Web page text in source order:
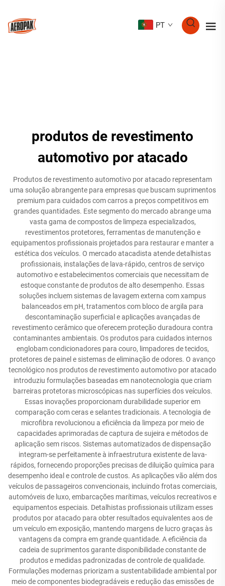
PT
produtos de revestimento
automotivo por atacado
Produtos de revestimento automotivo por atacado representam
uma solução abrangente para empresas que buscam suprimentos
premium para cuidados com carros a preços competitivos em
grandes quantidades. Este segmento do mercado abrange uma
vasta gama de compostos de limpeza especializados,
revestimentos protetores, ferramentas de manutenção e
equipamentos profissionais projetados para restaurar e manter a
estética dos veículos. O mercado atacadista atende detalhistas
profissionais, instalações de lava-rápido, centros de serviço
automotivo e estabelecimentos comerciais que necessitam de
estoque constante de produtos de alto desempenho. Essas
soluções incluem sistemas de lavagem externa com xampus
balanceados em pH, tratamentos com bloco de argila para
descontaminação superficial e aplicações avançadas de
revestimento cerâmico que oferecem proteção duradoura contra
contaminantes ambientais. Os produtos para cuidados internos
englobam condicionadores para couro, limpadores de tecidos,
protetores de painel e sistemas de eliminação de odores. O avanço
tecnológico nos produtos de revestimento automotivo por atacado
introduziu formulações baseadas em nanotecnologia que criam
barreiras protetoras microscópicas nas superfícies dos veículos.
Essas inovações proporcionam durabilidade superior em
comparação com ceras e selantes tradicionais. A tecnologia de
microfibra revolucionou a eficiência da limpeza por meio de
capacidades aprimoradas de captura de sujeira e métodos de
aplicação sem riscos. Sistemas automatizados de dispensação
integram-se perfeitamente à infraestrutura existente de lava-
rápidos, fornecendo proporções precisas de diluição química para
desempenho ideal e controle de custos. As aplicações vão além dos
veículos de passageiros convencionais, incluindo frotas comerciais,
automóveis de luxo, embarcações marítimas, veículos recreativos e
equipamentos especiais. Detalhistas profissionais utilizam esses
produtos por atacado para obter resultados equivalentes aos de
um veículo em exposição, mantendo margens de lucro graças às
vantagens da compra em grande quantidade. A eficiência da
cadeia de suprimentos garante disponibilidade constante de
produtos e medidas padronizadas de controle de qualidade.
Formulações modernas priorizam a sustentabilidade ambiental por
meio de componentes biodegradáveis e redução das emissões de